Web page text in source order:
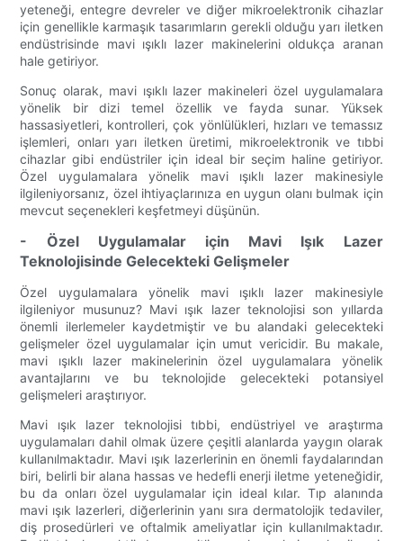
yeteneği, entegre devreler ve diğer mikroelektronik cihazlar
için genellikle karmaşık tasarımların gerekli olduğu yarı iletken
endüstrisinde mavi ışıklı lazer makinelerini oldukça aranan
hale getiriyor.
Sonuç olarak, mavi ışıklı lazer makineleri özel uygulamalara
yönelik bir dizi temel özellik ve fayda sunar. Yüksek
hassasiyetleri, kontrolleri, çok yönlülükleri, hızları ve temassız
işlemleri, onları yarı iletken üretimi, mikroelektronik ve tıbbi
cihazlar gibi endüstriler için ideal bir seçim haline getiriyor.
Özel uygulamalara yönelik mavi ışıklı lazer makinesiyle
ilgileniyorsanız, özel ihtiyaçlarınıza en uygun olanı bulmak için
mevcut seçenekleri keşfetmeyi düşünün.
- Özel Uygulamalar için Mavi Işık Lazer
Teknolojisinde Gelecekteki Gelişmeler
Özel uygulamalara yönelik mavi ışıklı lazer makinesiyle
ilgileniyor musunuz? Mavi ışık lazer teknolojisi son yıllarda
önemli ilerlemeler kaydetmiştir ve bu alandaki gelecekteki
gelişmeler özel uygulamalar için umut vericidir. Bu makale,
mavi ışıklı lazer makinelerinin özel uygulamalara yönelik
avantajlarını ve bu teknolojide gelecekteki potansiyel
gelişmeleri araştırıyor.
Mavi ışık lazer teknolojisi tıbbi, endüstriyel ve araştırma
uygulamaları dahil olmak üzere çeşitli alanlarda yaygın olarak
kullanılmaktadır. Mavi ışık lazerlerinin en önemli faydalarından
biri, belirli bir alana hassas ve hedefli enerji iletme yeteneğidir,
bu da onları özel uygulamalar için ideal kılar. Tıp alanında
mavi ışık lazerleri, diğerlerinin yanı sıra dermatolojik tedaviler,
diş prosedürleri ve oftalmik ameliyatlar için kullanılmaktadır.